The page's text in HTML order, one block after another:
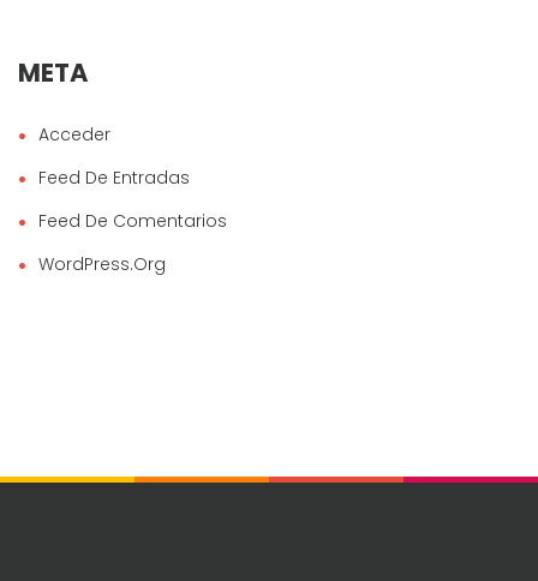
META
Acceder
Feed De Entradas
Feed De Comentarios
WordPress.org